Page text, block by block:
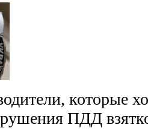
которые
ПДД